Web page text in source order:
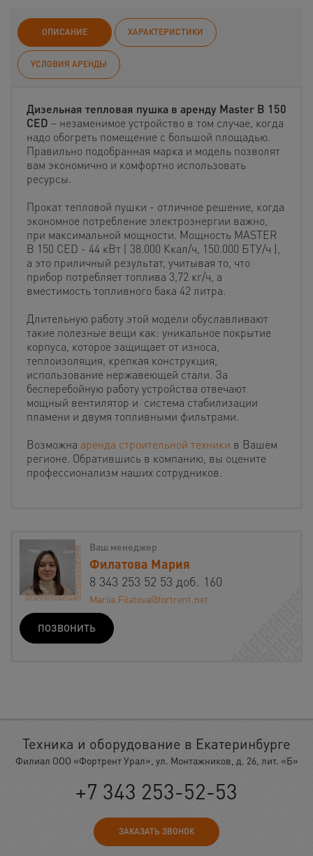
ОПИСАНИЕ ХАРАКТЕРИСТИКИ
УСЛОВИЯ АРЕНДЫ
Дизельная тепловая пушка в аренду Master B 150
CED – незаменимое устройство в том случае, когда
надо обогреть помещение с большой площадью.
Правильно подобранная марка и модель позволят
вам экономично и комфортно использовать
ресурсы.
Прокат тепловой пушки - отличное решение, когда
экономное потребление электроэнергии важно,
при максимальной мощности. Мощность MASTER
B 150 CED - 44 кВт ( 38.000 Ккал/ч, 150.000 БТУ/ч ),
а это приличный результат, учитывая то, что
прибор потребляет топлива 3,72 кг/ч, а
вместимость топливного бака 42 литра.
Длительную работу этой модели обуславливают
такие полезные вещи как: уникальное покрытие
корпуса, которое защищает от износа,
теплоизоляция, крепкая конструкция,
использование нержавеющей стали. За
бесперебойную работу устройства отвечают
мощный вентилятор и система стабилизации
пламени и двумя топливными фильтрами.
Возможна аренда строительной техники в Вашем
регионе. Обратившись в компанию, вы оцените
профессионализм наших сотрудников.
Ваш менеджер
Филатова Мария
8 343 253 52 53 доб. 160
Mariia.Filatova@fortrent.net
ПОЗВОНИТЬ
Техника и оборудование в Екатеринбурге
Филиал ООО «Фортрент Урал», ул. Монтажников, д. 26, лит. «Б»
+7 343 253-52-53
ЗАКАЗАТЬ ЗВОНОК